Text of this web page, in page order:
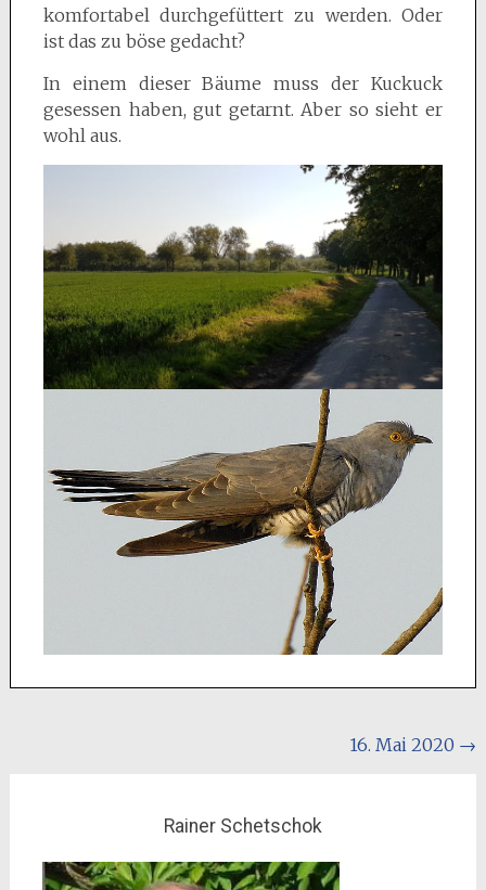
komfortabel durchgefüttert zu werden. Oder
ist das zu böse gedacht?
In einem dieser Bäume muss der Kuckuck
gesessen haben, gut getarnt. Aber so sieht er
wohl aus.
16. Mai 2020 →
Rainer Schetschok